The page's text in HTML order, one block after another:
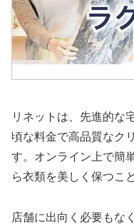
リネットは、先進的な
頃な料金で高品質なク
す。オンライン上で簡
ら衣類を美しく保つこ
店舗に出向く必要もな